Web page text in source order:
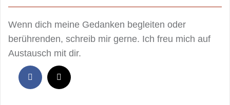
Wenn dich meine Gedanken begleiten oder
berührenden, schreib mir gerne. Ich freu mich auf
Austausch mit dir.